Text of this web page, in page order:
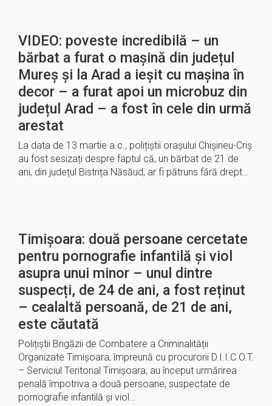
VIDEO: poveste incredibilă – un
bărbat a furat o mașină din județul
Mureș și la Arad a ieșit cu mașina în
decor – a furat apoi un microbuz din
județul Arad – a fost în cele din urmă
arestat
La data de 13 martie a.c., polițiștii orașului Chișineu-Criș
au fost sesizați despre faptul că, un bărbat de 21 de
ani, din județul Bistrița Năsăud, ar fi pătruns fără drept…
Timișoara: două persoane cercetate
pentru pornografie infantilă și viol
asupra unui minor – unul dintre
suspecți, de 24 de ani, a fost reținut
– cealaltă persoană, de 21 de ani,
este căutată
Polițiștii Brigăzii de Combatere a Criminalității
Organizate Timișoara, împreună cu procurorii D.I.I.C.O.T.
– Serviciul Teritorial Timișoara, au început urmărirea
penală împotriva a două persoane, suspectate de
pornografie infantilă și viol…